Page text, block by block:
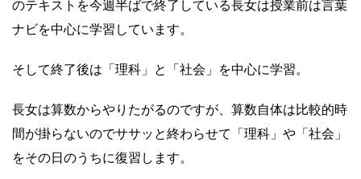
のテキストを今週半ばで終了している長女は授業前は言葉
ナビを中心に学習しています。
そして終了後は「理科」と「社会」を中心に学習。
長女は算数からやりたがるのですが、算数自体は比較的時
間が掛らないのでササッと終わらせて「理科」や「社会」
をその日のうちに復習します。